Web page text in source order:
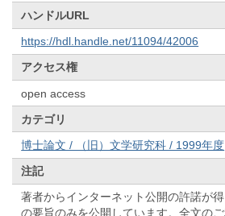
ハンドルURL
https://hdl.handle.net/11094/42006
アクセス権
open access
カテゴリ
博士論文 / （旧）文学研究科 / 1999年度
注記
著者からインターネット公開の許諾が
の要旨のみを公開しています。全文の